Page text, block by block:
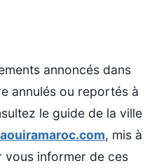
annoncés dans
annulés ou reportés à
le guide de la ville
, mis à
vous informer de ces